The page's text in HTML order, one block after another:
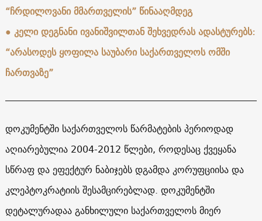
“ჩრდილოვანი მმართველის” წინააღმდეგ
● კელი დეგნანი ივანიშვილთან შეხვედრას ადასტურებს:
“არასოდეს ყოფილა საუბარი საქართველოს ომში
ჩართვაზე”
დოკუმენტში საქართველოს წარმატების პერიოდად
აღიარებულია 2004-2012 წლები, როდესაც ქვეყანა
სწრაფ და ეფექტურ ნაბიჯებს დგამდა კორუფციისა და
კლეპტოკრატიის შესამცირებლად. დოკუმენტში
დეტალურადაა განხილული საქართველოს მიერ